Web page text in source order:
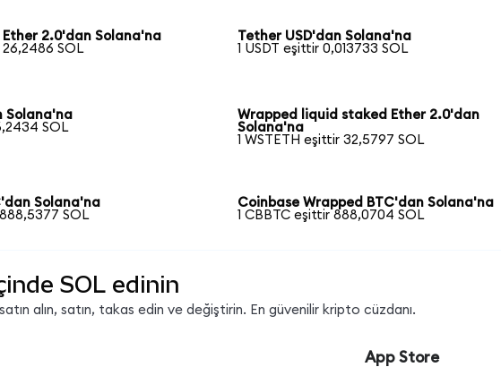
2.0'dan Solana'na
26,2486 SOL
Tether USD'dan Solana'na
1 USDT eşittir 0,013733 SOL
Solana'na
SOL
Wrapped liquid staked Ether 2.0'dan
Solana'na
1 WSTETH eşittir 32,5797 SOL
Solana'na
SOL
Coinbase Wrapped BTC'dan Solana'na
1 CBBTC eşittir 888,0704 SOL
SOL edinin
alın, satın, takas edin ve değiştirin. En güvenilir kripto cüzdanı.
App Store